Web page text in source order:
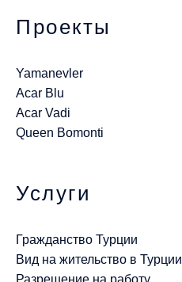
Проекты
Yamanevler
Acar Blu
Acar Vadi
Queen Bomonti
Услуги
Гражданство Турции
Вид на жительство в Турции